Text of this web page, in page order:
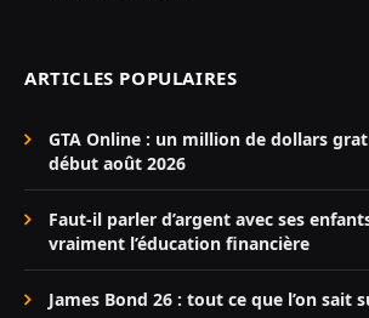
ARTICLES POPULAIRES
GTA Online : un million de dollars
début août 2026
Faut-il parler d’argent avec ses
vraiment l’éducation financière
James Bond 26 : tout ce que l’on sait